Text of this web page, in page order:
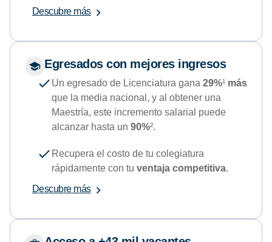
Descubre más
Egresados con mejores ingresos
Un egresado de Licenciatura gana 29%¹ más
que la media nacional, y al obtener una
Maestría, este incremento salarial puede
alcanzar hasta un 90%².
Recupera el costo de tu colegiatura
rápidamente con tu ventaja competitiva.
Descubre más